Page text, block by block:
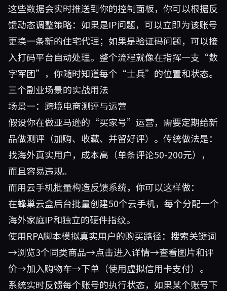
这些数据会实时推送到你的控制面板，你可以根据反
馈动态调整策略：如果是IP问题，可以立即为该账号
更换一条新的住宅代理；如果是验证码问题，可以接
入打码平台自动处理。整个流程就像在指挥一支“数
字军团”，你随时知道每个“士兵”的位置和状态。
三个副业场景的实战用法
场景一：跨境电商测评与运营
假设你在做亚马逊的“买家号”运营，需要定期给新
品做测评（加购、收藏、并留好评）。传统做法是：
找海外真实用户，成本高（单条评论50-200元），
而且容易违规。
而用云手机批量构造反馈系统，你可以这样做：
在蜂巢云盒后台批量创建50个云手机，每个分配一个
海外家庭IP和独立的硬件指纹。
使用RPA脚本模拟真实用户的购买路径：搜索关键词
→浏览3个同类商品→点击进入详情→查看图片和评
价→加入购物车→下单（使用虚拟信用卡支付）。
系统实时反馈每个账号的执行状态，如果某个账号下